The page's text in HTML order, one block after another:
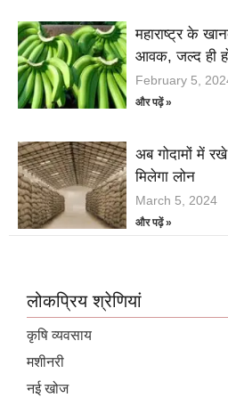
महाराष्ट्र के
आवक, जल्द ही
February 5,
और पढ़ें »
अब गोदामों में
मिलेगा लोन
March 5, 2024
और पढ़ें »
लोकप्रिय श्रेणियां
कृषि व्यवसाय
मशीनरी
नई खोज